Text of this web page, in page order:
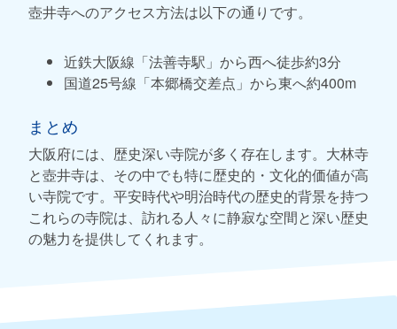
壺井寺へのアクセス方法は以下の通りです。
近鉄大阪線「法善寺駅」から西へ徒歩約3分
国道25号線「本郷橋交差点」から東へ約400m
まとめ
大阪府には、歴史深い寺院が多く存在します。大林寺
と壺井寺は、その中でも特に歴史的・文化的価値が高
い寺院です。平安時代や明治時代の歴史的背景を持つ
これらの寺院は、訪れる人々に静寂な空間と深い歴史
の魅力を提供してくれます。